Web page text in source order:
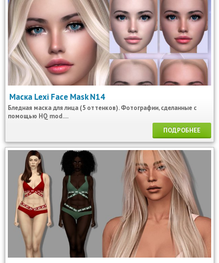
Маска Lexi Face Mask N14
Бледная маска для лица (5 оттенков). Фотографии, сделанные с
помощью HQ mod....
ПОДРОБНЕЕ